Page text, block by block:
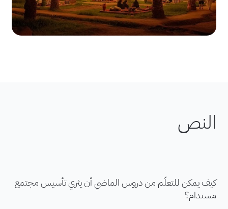
النص
كيف يمكن للتعلّم من دروس الماضي أن يثري تأسيس مجتمع
مستدام؟